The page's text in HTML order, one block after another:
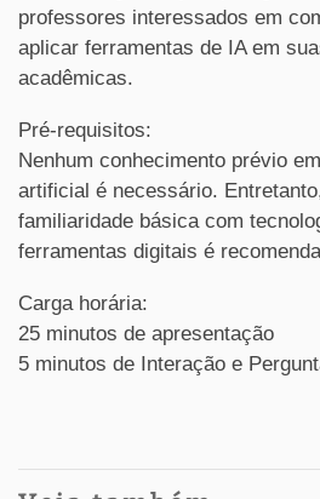
professores interessados em
aplicar ferramentas de IA em
acadêmicas.
Pré-requisitos:
Nenhum conhecimento prévio
artificial é necessário.
familiaridade básica com
ferramentas digitais é
Carga horária:
25 minutos de apresentação
5 minutos de Interação e